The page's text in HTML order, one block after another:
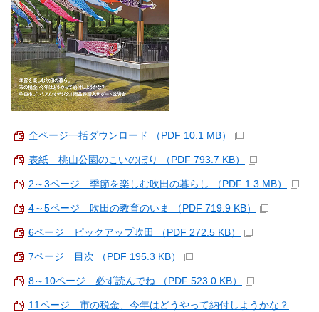
全ページ一括ダウンロード （PDF 10.1 MB）
表紙 桃山公園のこいのぼり （PDF 793.7 KB）
2～3ページ 季節を楽しむ吹田の暮らし （PDF 1.3 MB）
4～5ページ 吹田の教育のいま （PDF 719.9 KB）
6ページ ピックアップ吹田 （PDF 272.5 KB）
7ページ 目次 （PDF 195.3 KB）
8～10ページ 必ず読んでね （PDF 523.0 KB）
11ページ 市の税金、今年はどうやって納付しようかな？